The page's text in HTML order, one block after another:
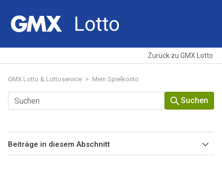
Zurück zu GMX Lotto
GMX Lotto & Lottoservice Mein Spielkonto
Suchen
Beiträge in diesem Abschnitt